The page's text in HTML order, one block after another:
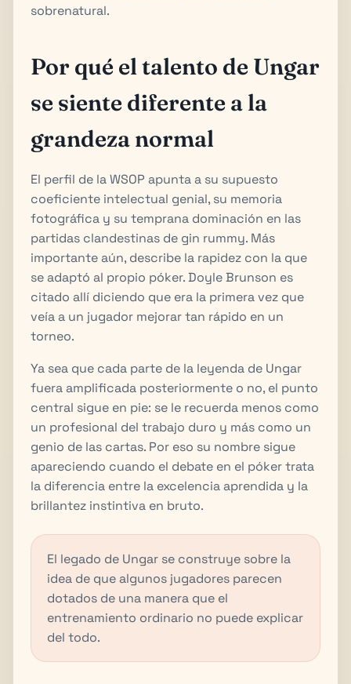
sobrenatural.
Por qué el talento de Ungar
se siente diferente a la
grandeza normal
El perfil de la WSOP apunta a su supuesto
coeficiente intelectual genial, su memoria
fotográfica y su temprana dominación en las
partidas clandestinas de gin rummy. Más
importante aún, describe la rapidez con la que
se adaptó al propio póker. Doyle Brunson es
citado allí diciendo que era la primera vez que
veía a un jugador mejorar tan rápido en un
torneo.
Ya sea que cada parte de la leyenda de Ungar
fuera amplificada posteriormente o no, el punto
central sigue en pie: se le recuerda menos como
un profesional del trabajo duro y más como un
genio de las cartas. Por eso su nombre sigue
apareciendo cuando el debate en el póker trata
la diferencia entre la excelencia aprendida y la
brillantez instintiva en bruto.
El legado de Ungar se construye sobre la
idea de que algunos jugadores parecen
dotados de una manera que el
entrenamiento ordinario no puede explicar
del todo.